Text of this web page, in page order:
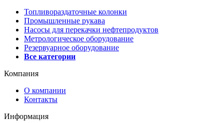
Топливораздаточные колонки
Промышленные рукава
Насосы для перекачки нефтепродуктов
Метрологическое оборудование
Резервуарное оборудование
Все категории
Компания
О компании
Контакты
Информация